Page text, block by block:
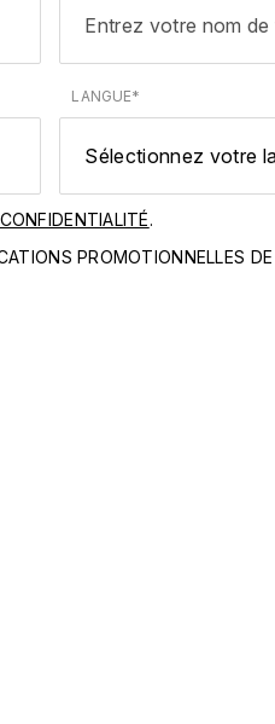
LANGUE*
.
PROMOTIONNELLES